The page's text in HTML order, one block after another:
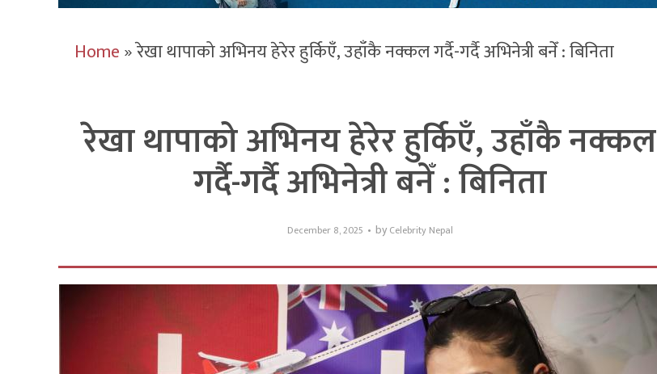
Home»रेखा थापाको अभिनय हेरेर हुर्किएँ, उहाँकै नक्कल गर्दै-गर्दै अभिनेत्री बनेँ : बिनिता
रेखा थापाको अभिनय हेरेर हुर्किएँ, उहाँकै नक्कल
गर्दै-गर्दै अभिनेत्री बनेँ : बिनिता
December 8, 2025 by Celebrity Nepal